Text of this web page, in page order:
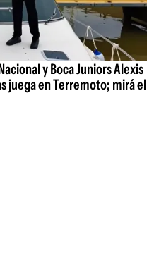
y Boca Juniors Alexis
juega en Terremoto; mirá el